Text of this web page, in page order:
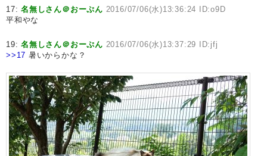
17:名無しさん＠おーぷん 2016/07/06(水)13:36:24 ID:o9D
平和やな
19:名無しさん＠おーぷん 2016/07/06(水)13:37:29 ID:jfj
>>17 暑いからかな？